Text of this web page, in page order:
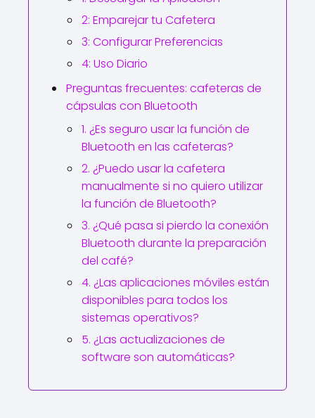
2: Emparejar tu Cafetera
3: Configurar Preferencias
4: Uso Diario
Preguntas frecuentes: cafeteras de
cápsulas con Bluetooth
1. ¿Es seguro usar la función de
Bluetooth en las cafeteras?
2. ¿Puedo usar la cafetera
manualmente si no quiero utilizar
la función de Bluetooth?
3. ¿Qué pasa si pierdo la conexión
Bluetooth durante la preparación
del café?
4. ¿Las aplicaciones móviles están
disponibles para todos los
sistemas operativos?
5. ¿Las actualizaciones de
software son automáticas?